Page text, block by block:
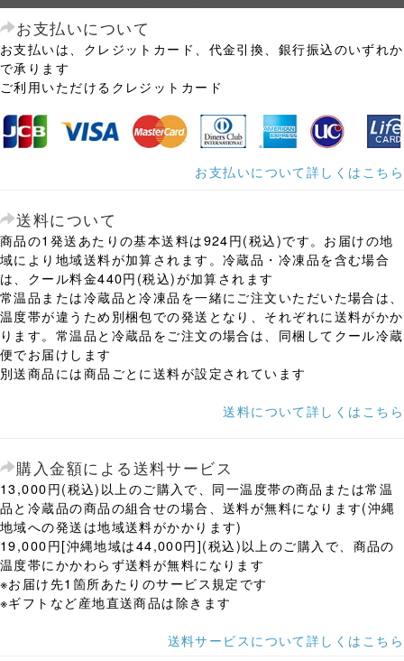
お支払いについて
お支払いは、クレジットカード、代金引換、銀行振込のいずれか
で承ります
ご利用いただけるクレジットカード
お支払いについて詳しくはこちら
送料について
商品の1発送あたりの基本送料は924円(税込)です。お届けの地
域により地域送料が加算されます。冷蔵品・冷凍品を含む場合
は、クール料金440円(税込)が加算されます
常温品または冷蔵品と冷凍品を一緒にご注文いただいた場合は、
温度帯が違うため別梱包での発送となり、それぞれに送料がかか
ります。常温品と冷蔵品をご注文の場合は、同梱してクール冷蔵
便でお届けします
別送商品には商品ごとに送料が設定されています
送料について詳しくはこちら
購入金額による送料サービス
13,000円(税込)以上のご購入で、同一温度帯の商品または常温
品と冷蔵品の商品の組合せの場合、送料が無料になります(沖縄
地域への発送は地域送料がかかります)
19,000円[沖縄地域は44,000円](税込)以上のご購入で、商品の
温度帯にかかわらず送料が無料になります
※お届け先1箇所あたりのサービス規定です
※ギフトなど産地直送商品は除きます
送料サービスについて詳しくはこちら